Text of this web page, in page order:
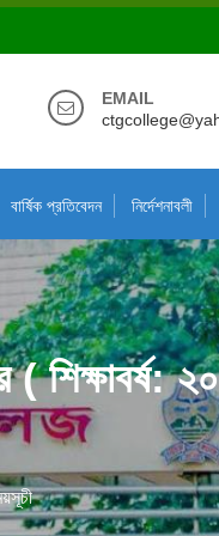
EMAIL
বার্ষিক প্রতিবেদন নির্দেশনাবলী
(